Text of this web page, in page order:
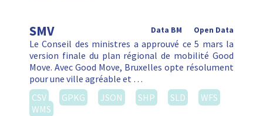
SMV Open Data
Data BM
Le Conseil des ministres a approuvé ce 5 mars la
version finale du plan régional de mobilité Good
Move. Avec Good Move, Bruxelles opte résolument
pour une ville agréable et …
CSV
GPKG JSON SHP SLD
WFS
WMS